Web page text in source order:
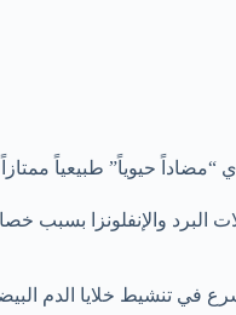
“مضاداً حيوياً” طبيعياً
البرد والإنفلونزا بسبب
في تنشيط خلايا الدم